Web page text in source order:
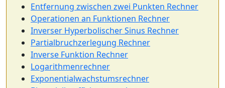
Entfernung zwischen zwei Punkten Rechner
Operationen an Funktionen Rechner
Inverser Hyperbolischer Sinus Rechner
Partialbruchzerlegung Rechner
Inverse Funktion Rechner
Logarithmenrechner
Exponentialwachstumsrechner